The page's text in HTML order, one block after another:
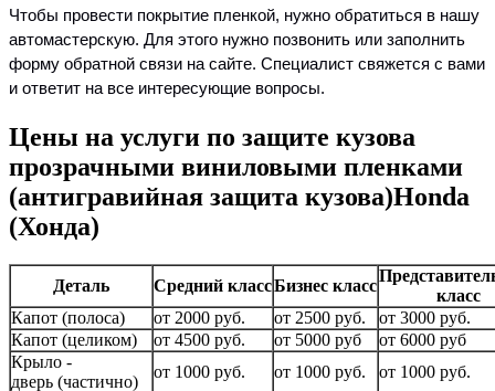
Чтобы провести покрытие пленкой, нужно обратиться в нашу
автомастерскую. Для этого нужно позвонить или заполнить
форму обратной связи на сайте. Специалист свяжется с вами
и ответит на все интересующие вопросы.
Цены на услуги по защите кузова
прозрачными виниловыми пленками
(антигравийная защита кузова)Honda
(Хонда)
Деталь Средний классБизнес класс
класс
Капот (полоса)
от 2000 руб. от 2500 руб.
от 3000 руб.
Капот (целиком)
от 4500 руб. от 5000 руб
от 6000 руб
Крыло -
дверь (частично)
от 1000 руб. от 1000 руб.
от 1000 руб.